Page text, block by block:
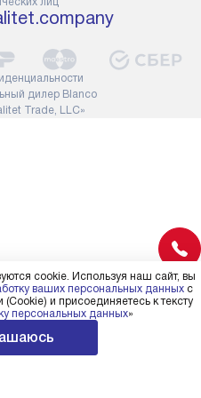
расходных
требуется
дилер Blanco
Trade, LLC»
cookie. Используя наш сайт, вы
ваших персональных данныхс
и присоединяетесь к тексту
персональных данных»